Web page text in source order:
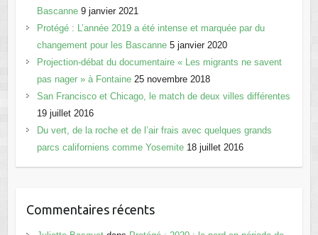
Bascanne 9 janvier 2021
Protégé : L’année 2019 a été intense et marquée par du
changement pour les Bascanne 5 janvier 2020
Projection-débat du documentaire « Les migrants ne savent
pas nager » à Fontaine 25 novembre 2018
San Francisco et Chicago, le match de deux villes différentes
19 juillet 2016
Du vert, de la roche et de l’air frais avec quelques grands
parcs californiens comme Yosemite 18 juillet 2016
Commentaires récents